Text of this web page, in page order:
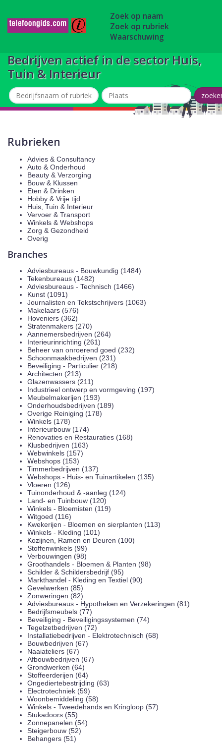
Zoek op naam
Zoek op rubriek
Waarschuwing
Bedrijven actief in de sector Huis,
Tuin & Interieur
Rubrieken
Advies & Consultancy
Auto & Onderhoud
Beauty & Verzorging
Bouw & Klussen
Eten & Drinken
Hobby & Vrije tijd
Huis, Tuin & Interieur
Vervoer & Transport
Winkels & Webshops
Zorg & Gezondheid
Overig
Branches
Adviesbureaus - Bouwkundig (1484)
Tekenbureaus (1482)
Adviesbureaus - Technisch (1466)
Kunst (1091)
Journalisten en Tekstschrijvers (1063)
Makelaars (576)
Hoveniers (362)
Stratenmakers (270)
Aannemersbedrijven (264)
Interieurinrichting (261)
Beheer van onroerend goed (232)
Schoonmaakbedrijven (231)
Beveiliging - Particulier (218)
Architecten (213)
Glazenwassers (211)
Industrieel ontwerp en vormgeving (197)
Meubelmakerijen (193)
Onderhoudsbedrijven (189)
Overige Reiniging (178)
Winkels (178)
Interieurbouw (174)
Renovaties en Restauraties (168)
Klusbedrijven (163)
Webwinkels (157)
Webshops (153)
Timmerbedrijven (137)
Webshops - Huis- en Tuinartikelen (135)
Vloeren (126)
Tuinonderhoud & -aanleg (124)
Land- en Tuinbouw (120)
Winkels - Bloemisten (119)
Witgoed (116)
Kwekerijen - Bloemen en sierplanten (113)
Winkels - Kleding (101)
Kozijnen, Ramen en Deuren (100)
Stoffenwinkels (99)
Verbouwingen (98)
Groothandels - Bloemen & Planten (98)
Schilder & Schildersbedrijf (95)
Markthandel - Kleding en Textiel (90)
Gevelwerken (85)
Zonweringen (82)
Adviesbureaus - Hypotheken en Verzekeringen (81)
Bedrijfsmeubels (77)
Beveiliging - Beveiligingssystemen (74)
Tegelzetbedrijven (72)
Installatiebedrijven - Elektrotechnisch (68)
Bouwbedrijven (67)
Naaiateliers (67)
Afbouwbedrijven (67)
Grondwerken (64)
Stoffeerderijen (64)
Ongediertebestrijding (63)
Electrotechniek (59)
Woonbemiddeling (58)
Winkels - Tweedehands en Kringloop (57)
Stukadoors (55)
Zonnepanelen (54)
Steigerbouw (52)
Behangers (51)